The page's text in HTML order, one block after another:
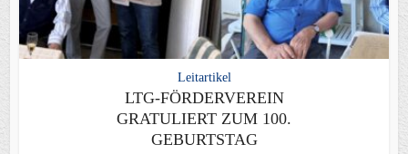
Leitartikel
LTG-FÖRDERVEREIN
GRATULIERT ZUM 100.
GEBURTSTAG